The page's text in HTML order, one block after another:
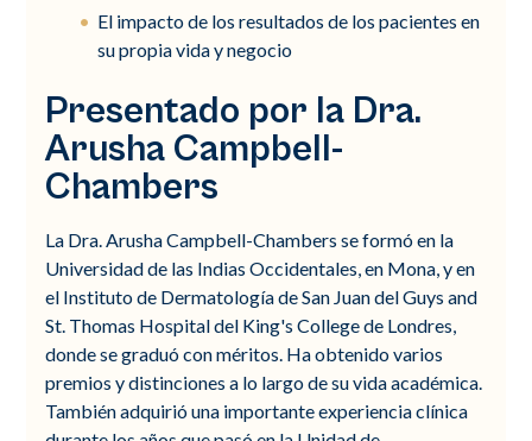
El impacto de los resultados de los pacientes en
su propia vida y negocio
Presentado por la Dra.
Arusha Campbell-
Chambers
La Dra. Arusha Campbell-Chambers se formó en la
Universidad de las Indias Occidentales, en Mona, y en
el Instituto de Dermatología de San Juan del Guys and
St. Thomas Hospital del King's College de Londres,
donde se graduó con méritos. Ha obtenido varios
premios y distinciones a lo largo de su vida académica.
También adquirió una importante experiencia clínica